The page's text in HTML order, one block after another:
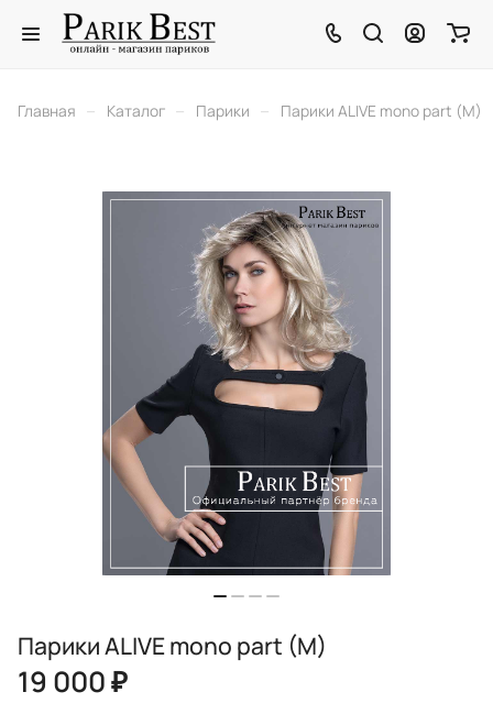
Главная – Каталог – Парики – Парики ALIVE mono part (M)
Парики ALIVE mono part (M)
19 000 ₽